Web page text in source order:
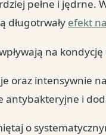
pełne i jędrne.
długotrwały efekt
na
oraz intensywnie
antybakteryjne i
o